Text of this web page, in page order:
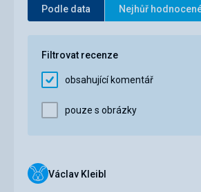
Okolí
Cena
Pláž
Tu nemají :-)
Ubytování
Hotel výborný - doporučujeme.
Podle data Nejhůř
Filtrovat recenze
obsahující komentář
pouze s obrázky
Václav Kleibl